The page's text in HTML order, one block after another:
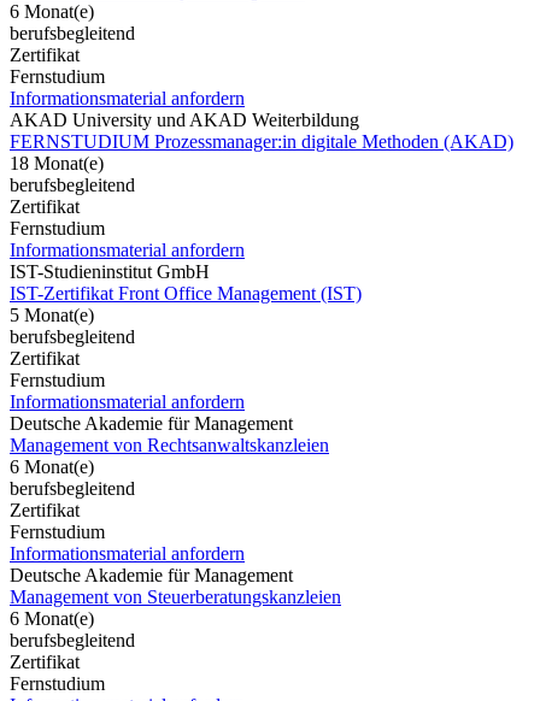
6 Monat(e)
berufsbegleitend
Zertifikat
Fernstudium
Informationsmaterial anfordern
AKAD University und AKAD Weiterbildung
FERNSTUDIUM Prozessmanager:in digitale Methoden (AKAD)
18 Monat(e)
berufsbegleitend
Zertifikat
Fernstudium
Informationsmaterial anfordern
IST-Studieninstitut GmbH
IST-Zertifikat Front Office Management (IST)
5 Monat(e)
berufsbegleitend
Zertifikat
Fernstudium
Informationsmaterial anfordern
Deutsche Akademie für Management
Management von Rechtsanwaltskanzleien
6 Monat(e)
berufsbegleitend
Zertifikat
Fernstudium
Informationsmaterial anfordern
Deutsche Akademie für Management
Management von Steuerberatungskanzleien
6 Monat(e)
berufsbegleitend
Zertifikat
Fernstudium